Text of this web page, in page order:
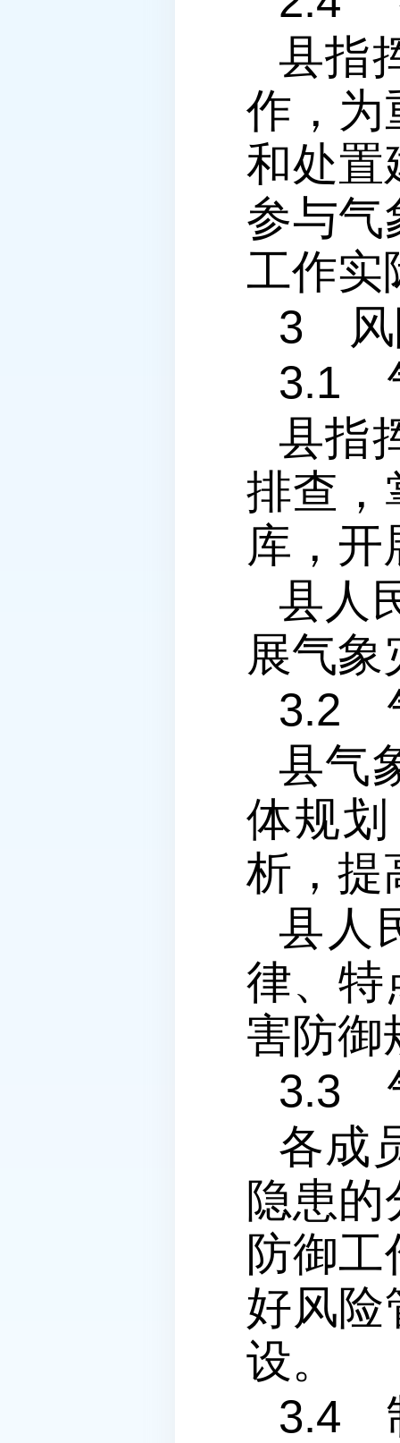
县指
作，为
和处置
参与气
工作实
3 风
3.1
县指
排查，
库，
县人
展气象
3.2
县气
体规
析，提
县人
律、特
害防御
3.3
各成
隐患
防御
好风险
设。
3.4